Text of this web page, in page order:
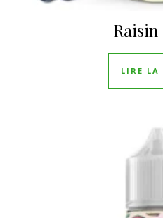
Raisin
LIRE LA